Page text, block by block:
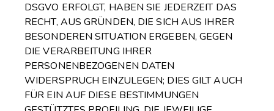
DSGVO ERFOLGT, HABEN SIE JEDERZEIT DAS
RECHT, AUS GRÜNDEN, DIE SICH AUS IHRER
BESONDEREN SITUATION ERGEBEN, GEGEN
DIE VERARBEITUNG IHRER
PERSONENBEZOGENEN DATEN
WIDERSPRUCH EINZULEGEN; DIES GILT AUCH
FÜR EIN AUF DIESE BESTIMMUNGEN